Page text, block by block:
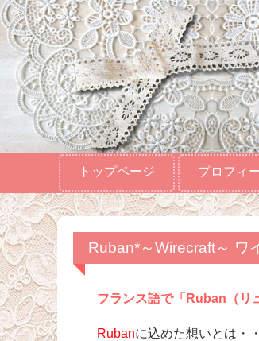
トップページ プロフィ
Ruban*～Wirecraft～ ワ
フランス語で「Ruban（リ
Rubanに込めた想いとは・